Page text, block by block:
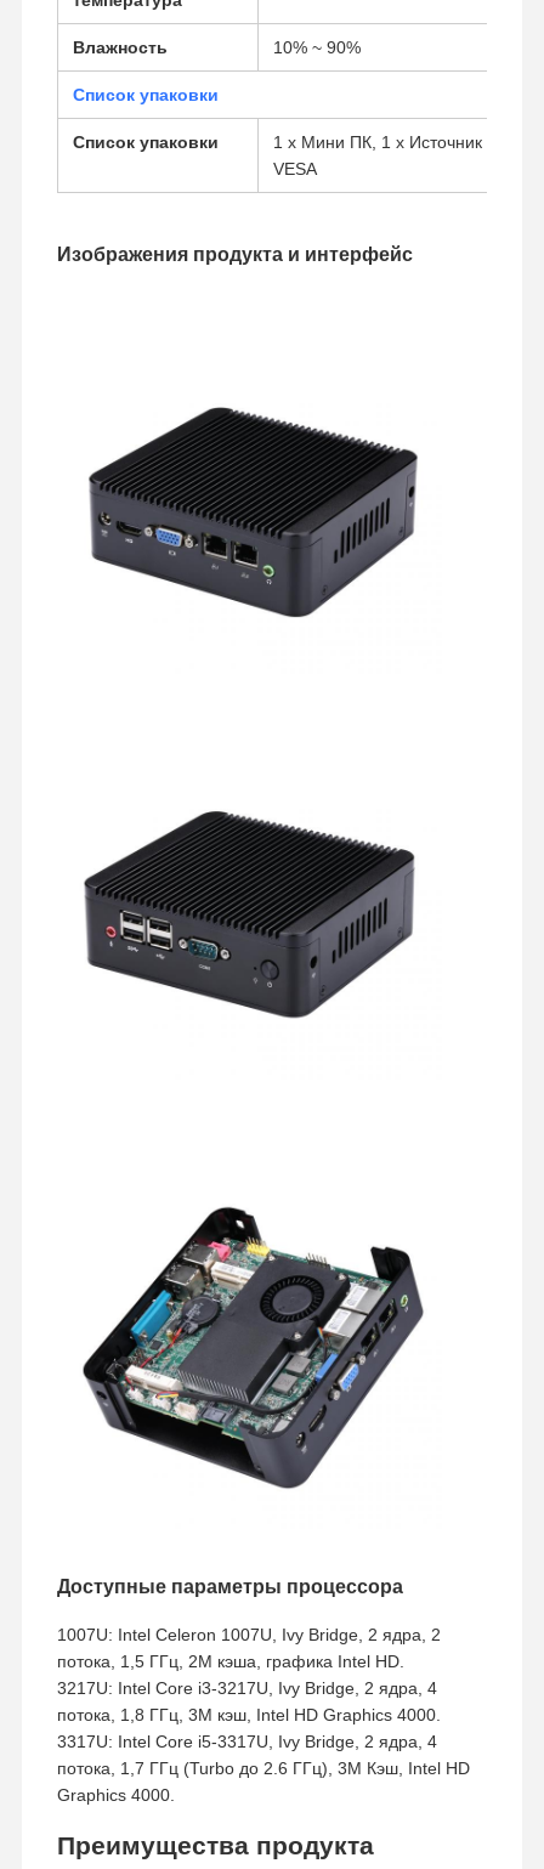
Влажность 10% ~ 90%
Список упаковки
Список упаковки
1 x Мини ПК, 1 x Источник
VESA
Изображения продукта и интерфейс
Доступные параметры процессора
1007U: Intel Celeron 1007U, Ivy Bridge, 2 ядра, 2
потока, 1,5 ГГц, 2M кэша, графика Intel HD.
3217U: Intel Core i3-3217U, Ivy Bridge, 2 ядра, 4
потока, 1,8 ГГц, 3M кэш, Intel HD Graphics 4000.
3317U: Intel Core i5-3317U, Ivy Bridge, 2 ядра, 4
потока, 1,7 ГГц (Turbo до 2.6 ГГц), 3M Кэш, Intel HD
Graphics 4000.
Преимущества продукта